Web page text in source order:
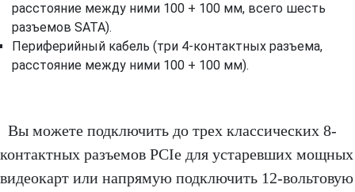
расстояние между ними 100 + 100 мм, всего шесть
разъемов SATA).
Периферийный кабель (три 4-контактных разъема,
расстояние между ними 100 + 100 мм).
Вы можете подключить до трех классических 8-
контактных разъемов PCIe для устаревших мощных
видеокарт или напрямую подключить 12-вольтовую